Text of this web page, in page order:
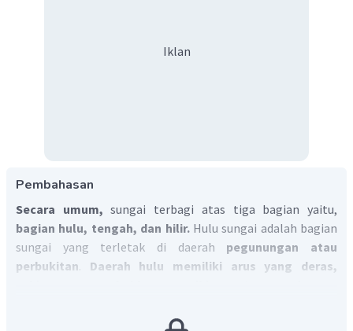
Iklan
Pembahasan
Secara umum, sungai terbagi atas tiga bagian yaitu,
bagian hulu, tengah, dan hilir.Hulu sungai adalah bagian
sungai yang terletak di daerah pegunungan atau
perbukitan. Daerah hulu memiliki arus yang deras,
Jadi, jawaban yang tepat adalah A.